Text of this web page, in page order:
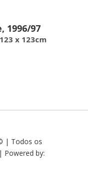
1996/97
x 123cm
| Todos os
Powered by: